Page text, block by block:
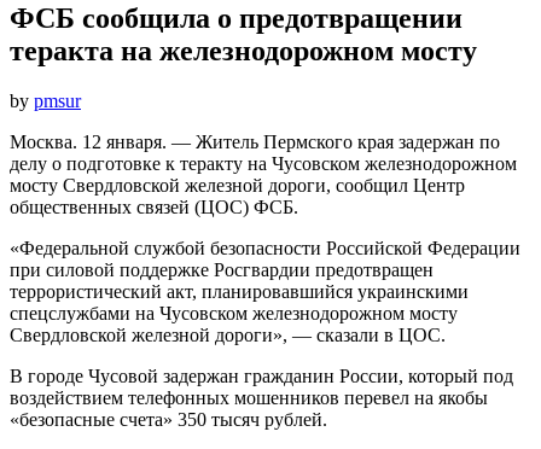
ФСБ сообщила о предотвращении
теракта на железнодорожном мосту
by pmsur
Москва. 12 января. — Житель Пермского края задержан по
делу о подготовке к теракту на Чусовском железнодорожном
мосту Свердловской железной дороги, сообщил Центр
общественных связей (ЦОС) ФСБ.
«Федеральной службой безопасности Российской Федерации
при силовой поддержке Росгвардии предотвращен
террористический акт, планировавшийся украинскими
спецслужбами на Чусовском железнодорожном мосту
Свердловской железной дороги», — сказали в ЦОС.
В городе Чусовой задержан гражданин России, который под
воздействием телефонных мошенников перевел на якобы
«безопасные счета» 350 тысяч рублей.